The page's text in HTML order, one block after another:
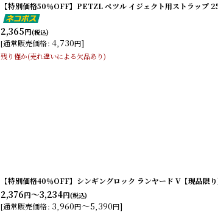
【特別価格50％OFF】PETZL ペツル イジェクト用ストラップ
2,365円(税込)
[通常販売価格: 4,730円]
残り僅か(売れ違いによる欠品あり)
【特別価格40％OFF】シンギングロック ランヤード V【現品限り
2,376円～3,234円(税込)
[通常販売価格: 3,960円～5,390円]